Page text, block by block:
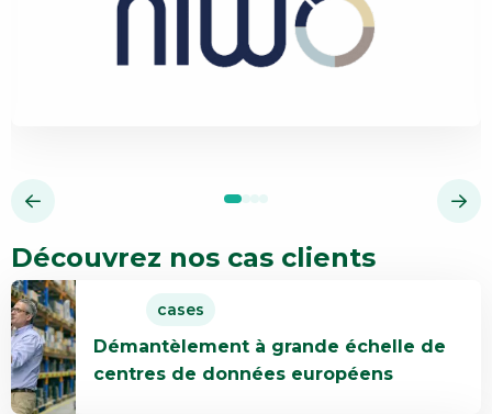
Découvrez nos cas clients
cases
Démantèlement à grande échelle de
centres de données européens
En
savoir
plus
Démantèlement
à